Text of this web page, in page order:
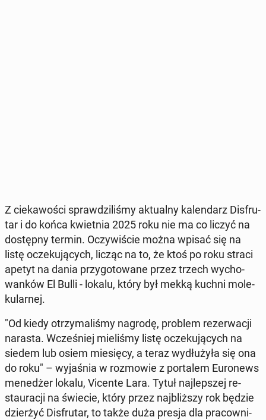
Z cie­ka­wo­ści spraw­dzi­li­śmy ak­tu­al­ny ka­len­darz Dis­fru­
tar i do końca kwiet­nia 2025 roku nie ma co liczyć na
do­stęp­ny termin. Oczy­wi­ście można wpisać się na
listę ocze­ku­ją­cych, licząc na to, że ktoś po roku straci
apetyt na dania przy­go­to­wa­ne przez trzech wy­cho­
wan­ków El Bulli - lokalu, który był mekką kuchni mo­le­
ku­lar­nej.
"Od kiedy otrzy­ma­li­śmy nagrodę, problem re­zer­wa­cji
narasta. Wcze­śniej mie­li­śmy listę ocze­ku­ją­cych na
siedem lub osiem mie­się­cy, a teraz wy­dłu­ży­ła się ona
do roku" – wy­ja­śnia w roz­mo­wie z por­ta­lem Eu­ro­news
me­ne­dżer lokalu, Vicente Lara. Tytuł naj­lep­szej re­
stau­ra­cji na świecie, który przez naj­bliż­szy rok będzie
dzier­żyć Dis­fru­tar, to także duża presja dla pra­cow­ni­